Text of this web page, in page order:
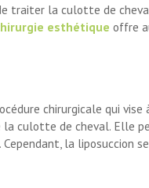
traiter la culotte de
esthétique offre
chirurgicale qui vise
la culotte de cheval. Elle
Cependant, la